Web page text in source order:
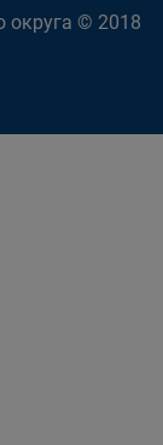
округа © 2018